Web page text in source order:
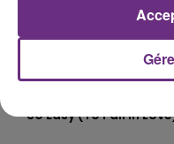
So Easy (to Fall In